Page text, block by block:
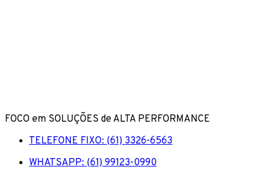
FOCO em SOLUÇÕES de ALTA PERFORMANCE
TELEFONE FIXO: (61) 3326-6563
WHATSAPP: (61) 99123-0990